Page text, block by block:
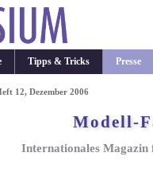
Tipps & Tricks Presse
12, Dezember 2006
Modell-
Internationales Magazin